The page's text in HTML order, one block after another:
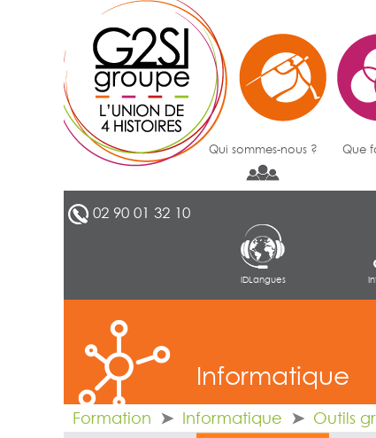
Qui sommes-nous ? Que
02 90 01 32 10
IDLangues
Informatique
Formation Informatique Outils